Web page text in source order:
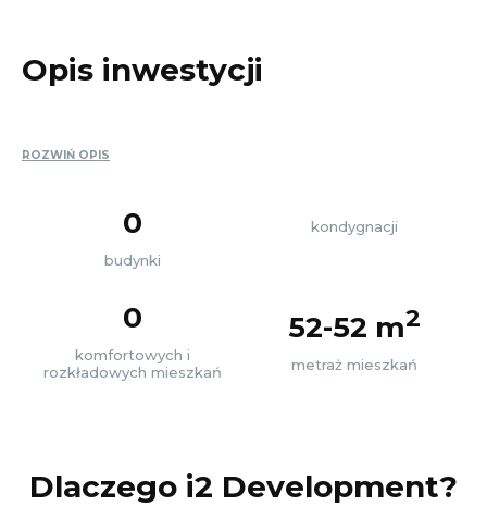
Opis inwestycji
ROZWIŃ OPIS
0
budynki
kondygnacji
0
komfortowych i
rozkładowych mieszkań
52-52 m2
metraż mieszkań
Dlaczego i2 Development?